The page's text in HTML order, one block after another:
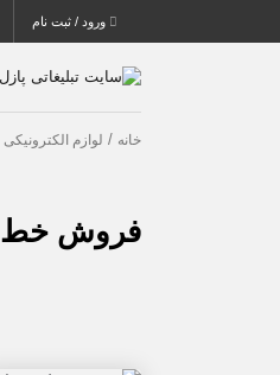
ورود / ثبت نام
خانه / لوازم الکترونیکی
فروش خط